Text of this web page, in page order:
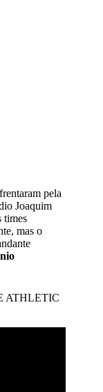
pela
Joaquim
times
mas o
ATHLETIC